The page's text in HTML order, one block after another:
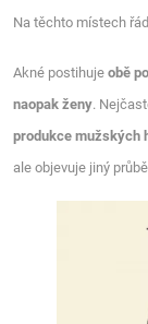
Na těchto místech
Akné postihujeobě
naopak ženy.
produkce mužských
ale objevuje jiný